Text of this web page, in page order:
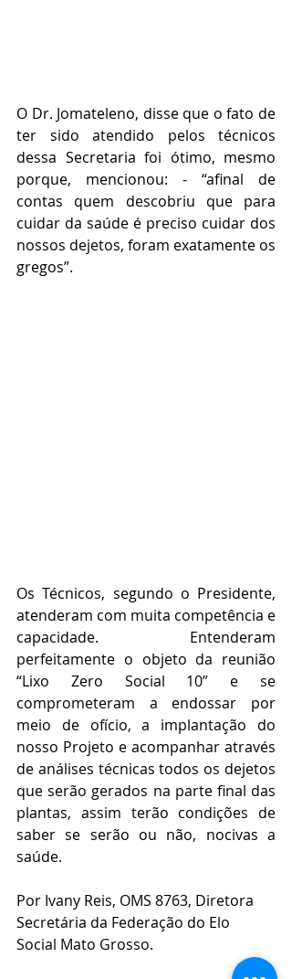
O Dr. Jomateleno, disse que o fato de
ter sido atendido pelos técnicos
dessa Secretaria foi ótimo, mesmo
porque, mencionou: - “afinal de
contas quem descobriu que para
cuidar da saúde é preciso cuidar dos
nossos dejetos, foram exatamente os
gregos”.
Os Técnicos, segundo o Presidente,
atenderam com muita competência e
capacidade. Entenderam
perfeitamente o objeto da reunião
“Lixo Zero Social 10” e se
comprometeram a endossar por
meio de ofício, a implantação do
nosso Projeto e acompanhar através
de análises técnicas todos os dejetos
que serão gerados na parte final das
plantas, assim terão condições de
saber se serão ou não, nocivas a
saúde.
Por Ivany Reis, OMS 8763, Diretora
Secretária da Federação do Elo
Social Mato Grosso.